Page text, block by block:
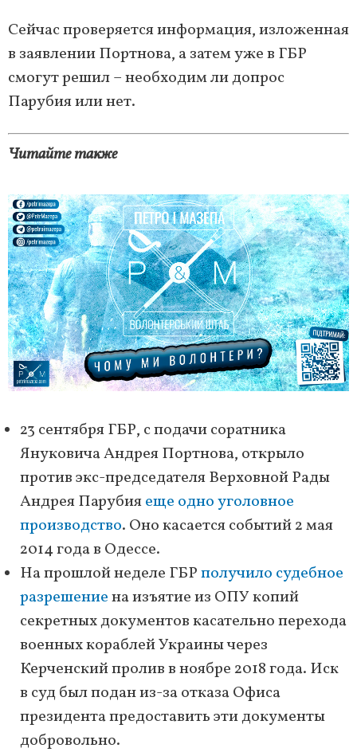
Сейчас проверяется информация, изложенная
в заявлении Портнова, а затем уже в ГБР
смогут решил – необходим ли допрос
Парубия или нет.
Читайте также
23 сентября ГБР, с подачи соратника
Януковича Андрея Портнова, открыло
против экс-председателя Верховной Рады
Андрея Парубияеще одно уголовное
производство. Оно касается событий 2 мая
2014 года в Одессе.
На прошлой неделе ГБРполучило судебное
разрешениена изъятие из ОПУ копий
секретных документов касательно перехода
военных кораблей Украины через
Керченский пролив в ноябре 2018 года. Иск
в суд был подан из-за отказа Офиса
президента предоставить эти документы
добровольно.